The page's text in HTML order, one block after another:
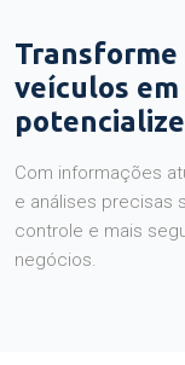
Transforme
veículos
Com informações
e análises precisas
controle e mais
negócios.